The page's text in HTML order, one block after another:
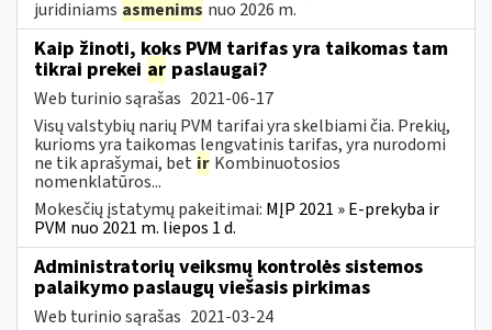
juridiniams asmenims nuo 2026 m.
Kaip žinoti, koks PVM tarifas yra taikomas tam
tikrai prekei ar paslaugai?
Web turinio sąrašas 2021-06-17
Visų valstybių narių PVM tarifai yra skelbiami čia. Prekių,
kurioms yra taikomas lengvatinis tarifas, yra nurodomi
ne tik aprašymai, bet ir Kombinuotosios
nomenklatūros...
Mokesčių įstatymų pakeitimai: MĮP 2021 » E-prekyba ir
PVM nuo 2021 m. liepos 1 d.
Administratorių veiksmų kontrolės sistemos
palaikymo paslaugų viešasis pirkimas
Web turinio sąrašas 2021-03-24